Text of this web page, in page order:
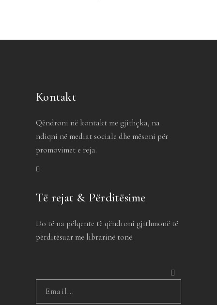
Kontakt
Qëndroni në kontakt me gjithçka, na
ndiqni në mediat sociale dhe mësoni për
promovimet e reja.
Të rejat & Përditësime
Do të na pëlqente të qëndroni gjithmonë të
përditësuar me librarinë tonë.